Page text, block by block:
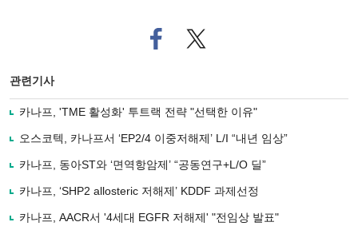
페
이
로
기
사
유
기
트위
터로
관련기사
카나프, 'TME 활성화' 투트랙 전략 "선택한 이유"
오스코텍, 카나프서 ‘EP2/4 이중저해제’ L/I “내년 임상”
카나프, 동아ST와 ‘면역항암제’ “공동연구+L/O 딜”
카나프, ‘SHP2 allosteric 저해제’ KDDF 과제선정
카나프, AACR서 '4세대 EGFR 저해제' "전임상 발표"